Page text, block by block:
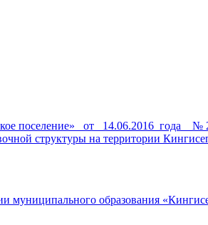
поселение» от 14.06.2016
структуры на территории
образования